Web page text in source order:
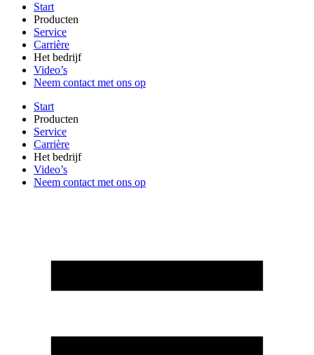
Start
Producten
Service
Carrière
Het bedrijf
Video’s
Neem contact met ons op
Start
Producten
Service
Carrière
Het bedrijf
Video’s
Neem contact met ons op